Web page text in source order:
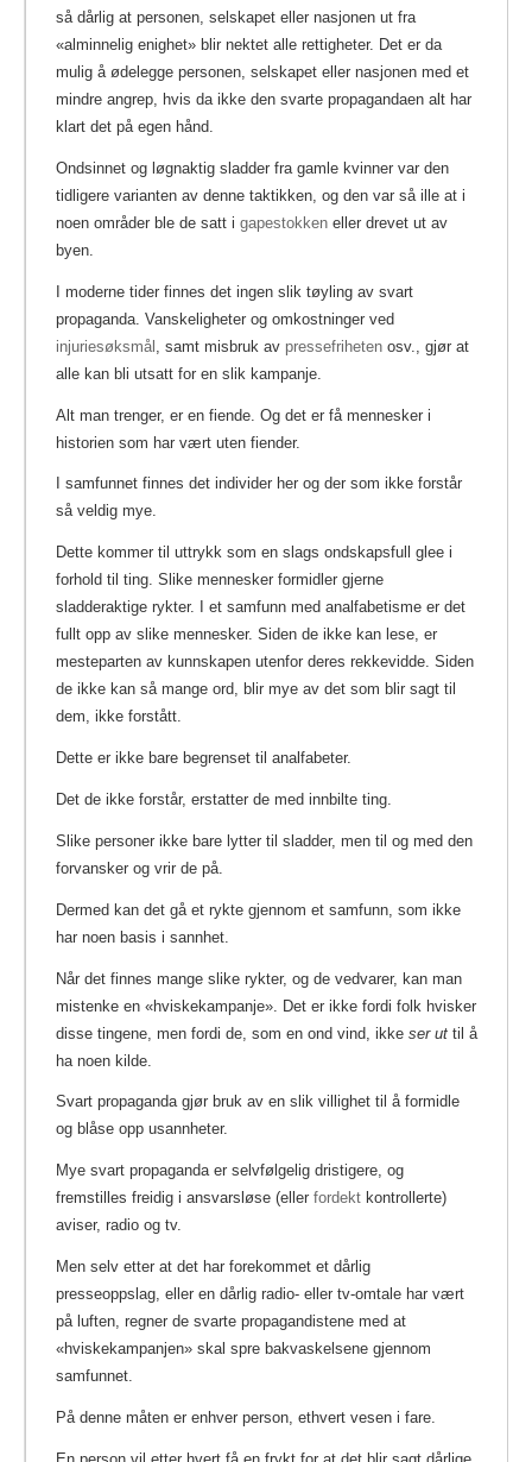
så dårlig at personen, selskapet eller nasjonen ut fra
«alminnelig enighet» blir nektet alle rettigheter. Det er da
mulig å ødelegge personen, selskapet eller nasjonen med et
mindre angrep, hvis da ikke den svarte propagandaen alt har
klart det på egen hånd.
Ondsinnet og løgnaktig sladder fra gamle kvinner var den
tidligere varianten av denne taktikken, og den var så ille at i
noen områder ble de satt i gapestokken eller drevet ut av
byen.
I moderne tider finnes det ingen slik tøyling av svart
propaganda. Vanskeligheter og omkostninger ved
injuriesøksmål , samt misbruk av pressefriheten osv., gjør at
alle kan bli utsatt for en slik kampanje.
Alt man trenger, er en fiende. Og det er få mennesker i
historien som har vært uten fiender.
I samfunnet finnes det individer her og der som ikke forstår
så veldig mye.
Dette kommer til uttrykk som en slags ondskapsfull glee i
forhold til ting. Slike mennesker formidler gjerne
sladderaktige rykter. I et samfunn med analfabetisme er det
fullt opp av slike mennesker. Siden de ikke kan lese, er
mesteparten av kunnskapen utenfor deres rekkevidde. Siden
de ikke kan så mange ord, blir mye av det som blir sagt til
dem, ikke forstått.
Dette er ikke bare begrenset til analfabeter.
Det de ikke forstår, erstatter de med innbilte ting.
Slike personer ikke bare lytter til sladder, men til og med den
forvansker og vrir de på.
Dermed kan det gå et rykte gjennom et samfunn, som ikke
har noen basis i sannhet.
Når det finnes mange slike rykter, og de vedvarer, kan man
mistenke en «hviskekampanje». Det er ikke fordi folk hvisker
disse tingene, men fordi de, som en ond vind, ikke ser ut til å
ha noen kilde.
Svart propaganda gjør bruk av en slik villighet til å formidle
og blåse opp usannheter.
Mye svart propaganda er selvfølgelig dristigere, og
fremstilles freidig i ansvarsløse (eller fordekt kontrollerte)
aviser, radio og tv.
Men selv etter at det har forekommet et dårlig
presseoppslag, eller en dårlig radio- eller tv-omtale har vært
på luften, regner de svarte propagandistene med at
«hviskekampanjen» skal spre bakvaskelsene gjennom
samfunnet.
På denne måten er enhver person, ethvert vesen i fare.